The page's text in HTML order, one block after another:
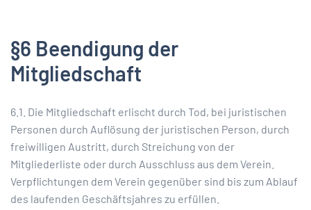
§6 Beendigung der
Mitgliedschaft
6.1. Die Mitgliedschaft erlischt durch Tod, bei juristischen
Personen durch Auflösung der juristischen Person, durch
freiwilligen Austritt, durch Streichung von der
Mitgliederliste oder durch Ausschluss aus dem Verein.
Verpflichtungen dem Verein gegenüber sind bis zum Ablauf
des laufenden Geschäftsjahres zu erfüllen.